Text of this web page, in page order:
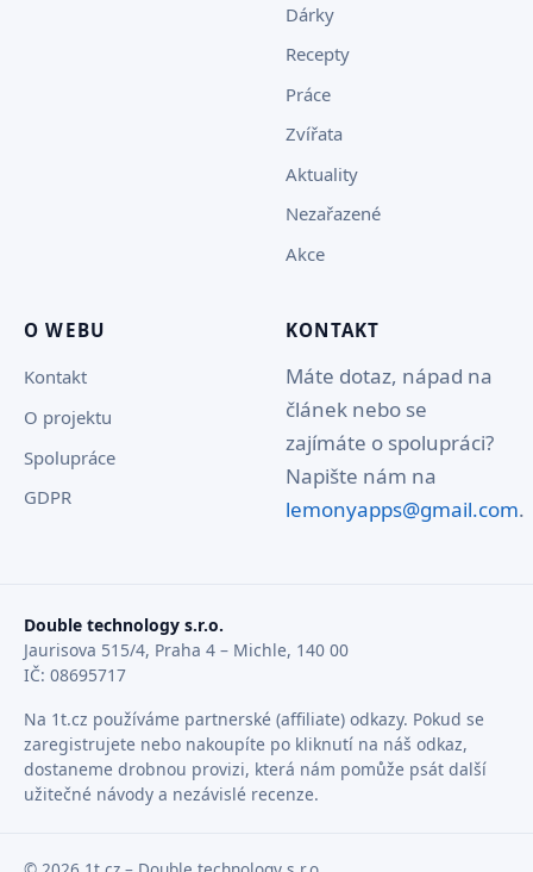
Dárky
Recepty
Práce
Zvířata
Aktuality
Nezařazené
Akce
O WEBU
Kontakt
O projektu
Spolupráce
GDPR
KONTAKT
Máte dotaz, nápad na
článek nebo se
zajímáte o spolupráci?
Napište nám na
lemonyapps@gmail.com.
Double technology s.r.o.
Jaurisova 515/4, Praha 4 – Michle, 140 00
IČ: 08695717
Na 1t.cz používáme partnerské (affiliate) odkazy. Pokud se
zaregistrujete nebo nakoupíte po kliknutí na náš odkaz,
dostaneme drobnou provizi, která nám pomůže psát další
užitečné návody a nezávislé recenze.